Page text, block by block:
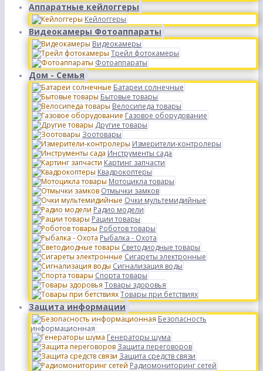
Аппаратные кейлоггеры
Кейлоггеры
Видеокамеры Фотоаппараты
Видеокамеры
Трейл фотокамеры
Фотоаппараты
Дом - Семья
Батареи солнечные
Бытовые товары
Велосипеда товары
Газовое оборудование
Другие товары
Зоотовары
Измерители-контролеры
Инструменты сада
Картинг запчасти
Квадрокоптеры
Мотоцикла товары
Отмычки замков
Очки мультемидийные
Радио модели
Рации товары
Роботов товары
Рыбалка - Охота
Светодиодные товары
Сигареты электронные
Сигнализация воды
Спорта товары
Товары здоровья
Товары при бетствиях
Защита информации
Безопасность
информационная
Генераторы шума
Защита переговоров
Защита средств связи
Радиомониторинг сетей